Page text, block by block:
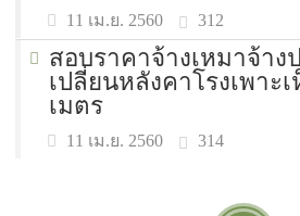
11 เม.ย. 2560 312
สอบราคาจ้างเหมาจ้าง
เปลี่ยนหลังคาโรงเพาะ
เมตร
11 เม.ย. 2560 314